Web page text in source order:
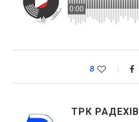
0:00
8
ТРК РАДЕХІВ